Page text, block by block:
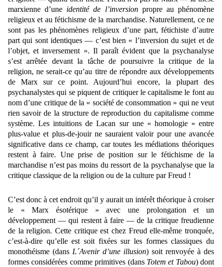
marxienne d’une identité de l’inversionpropre au phénomène
religieux et au fétichisme de la marchandise. Naturellement, ce ne
sont pas les phénomènes religieux d’une part, fétichiste d’autre
part qui sont identiques — c’est bien « l’inversion du sujet et de
l’objet, et inversement ». Il paraît évident que la psychanalyse
s’est arrêtée devant la tâche de poursuivre la critique de la
religion, ne serait-ce qu’au titre de répondre aux développements
de Marx sur ce point. Aujourd’hui encore, la plupart des
psychanalystes qui se piquent de critiquer le capitalisme le font au
nom d’une critique de la « société de consommation » qui ne veut
rien savoir de la structure de reproduction du capitalisme comme
système. Les intuitions de Lacan sur une « homologie » entre
plus-value et plus-de-jouir ne sauraient valoir pour une avancée
significative dans ce champ, car toutes les médiations théoriques
restent à faire. Une prise de position sur le fétichisme de la
marchandise n’est pas moins du ressort de la psychanalyse que la
critique classique de la religion ou de la culture par Freud !
C’est donc à cet endroit qu’il y aurait un intérêt théorique à croiser
le « Marx ésotérique » avec une prolongation et un
développement — qui restent à faire — de la critique freudienne
de la religion. Cette critique est chez Freud elle-même tronquée,
c’est-à-dire qu’elle est soit fixées sur les formes classiques du
monothéisme (dans L´Avenir d’une illusion) soit renvoyée à des
formes considérées comme primitives (dans Totem et Tabou) dont